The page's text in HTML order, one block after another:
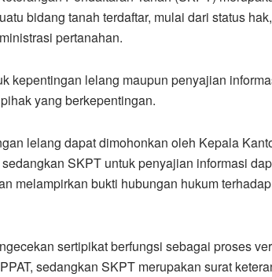
bidang tanah terdaftar, mulai dari status
pertanahan.
kepentingan lelang maupun penyajian
yang berkepentingan.
lelang dapat dimohonkan oleh Kepala
SKPT untuk penyajian informasi
melampirkan bukti hubungan hukum
sertipikat berfungsi sebagai proses
sedangkan SKPT merupakan surat